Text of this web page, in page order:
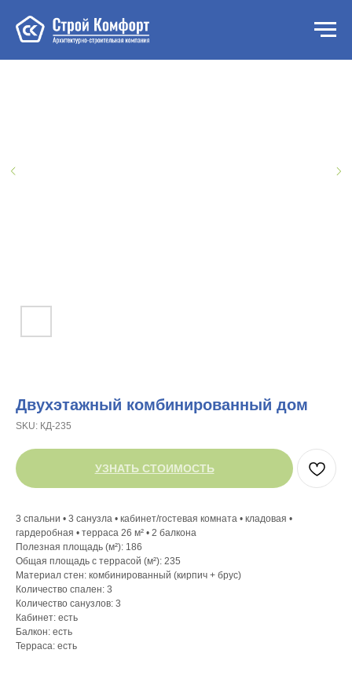
Двухэтажный комбинированный дом
SKU: КД-235
УЗНАТЬ СТОИМОСТЬ
3 спальни • 3 санузла • кабинет/гостевая комната • кладовая •
гардеробная • терраса 26 м² • 2 балкона
Полезная площадь (м²): 186
Общая площадь с террасой (м²): 235
Материал стен: комбинированный (кирпич + брус)
Количество спален: 3
Количество санузлов: 3
Кабинет: есть
Балкон: есть
Терраса: есть